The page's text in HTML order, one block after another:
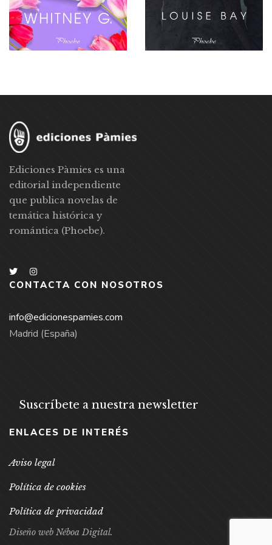
Ediciones Pàmies es una
editorial independiente
que publica novelas de
temática histórica y
romántica (Phoebe).
CONTACTA CON NOSOTROS
info@edicionespamies.com
Madrid (España)
Suscríbete a nuestra newsletter
ENLACES DE INTERÉS
Aviso legal
Política de cookies
Política de privacidad
Diseño web Néboa Digital.